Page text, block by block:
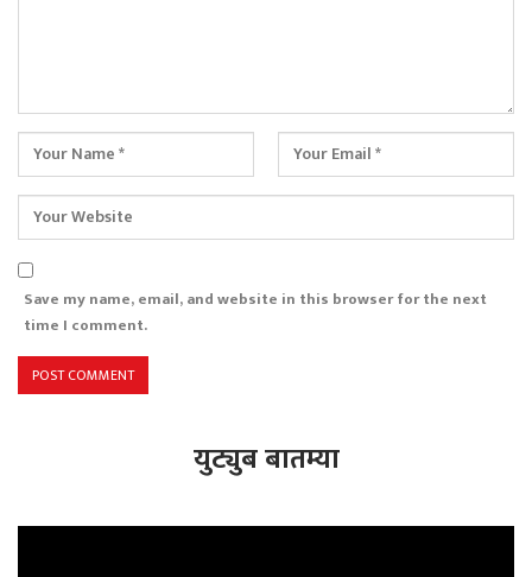
Save my name, email, and website in this browser for the next
time I comment.
युट्युब बातम्या